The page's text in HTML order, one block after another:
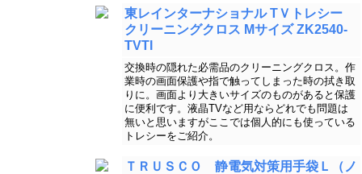
東レインターナショナル TＶトレシー
クリーニングクロス Mサイズ ZK2540-
TVTI
交換時の隠れた必需品のクリーニングクロス。作
業時の画面保護や指で触ってしまった時の拭き取
りに。画面より大きいサイズのものがあると保護
に便利です。液晶TVなど用ならどれでも問題は
無いと思いますがここでは個人的にも使っている
トレシーをご紹介。
ＴＲＵＳＣＯ 静電気対策用手袋Ｌ（ノ